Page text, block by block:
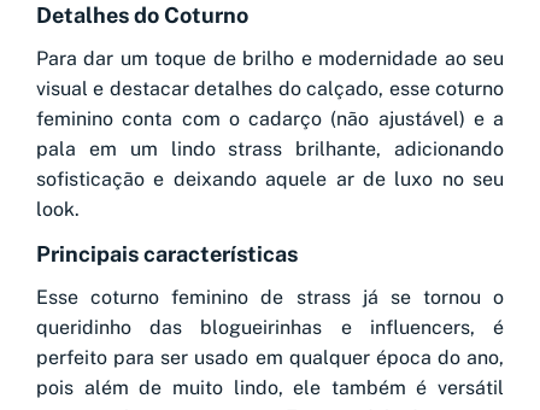
Detalhes do Coturno
Para dar um toque de brilho e modernidade ao seu
visual e destacar detalhes do calçado, esse coturno
feminino conta com o cadarço (não ajustável) e a
pala em um lindo strass brilhante, adicionando
sofisticação e deixando aquele ar de luxo no seu
look.
Principais características
Esse coturno feminino de strass já se tornou o
queridinho das blogueirinhas e influencers, é
perfeito para ser usado em qualquer época do ano,
pois além de muito lindo, ele também é versátil